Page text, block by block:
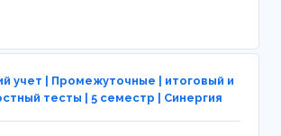
учет | Промежуточные | итоговый и
тесты | 5 семестр | Синергия